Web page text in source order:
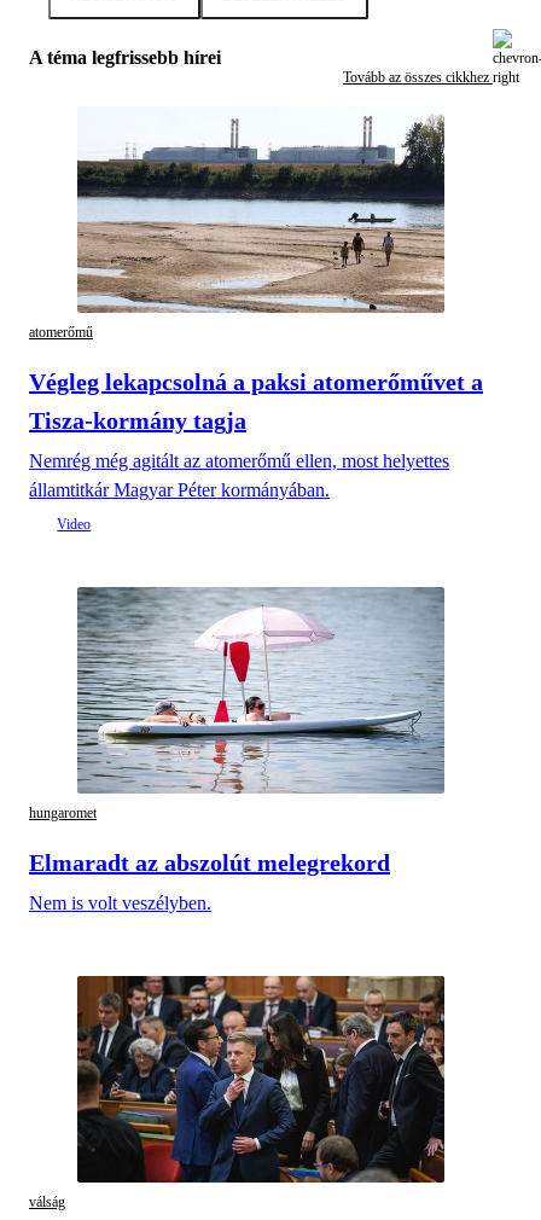
A téma legfrissebb hírei
Tovább az összes cikkhez
atomerőmű
Végleg lekapcsolná a paksi atomerőművet a
Tisza-kormány tagja
Nemrég még agitált az atomerőmű ellen, most helyettes
államtitkár Magyar Péter kormányában.
hungaromet
Elmaradt az abszolút melegrekord
Nem is volt veszélyben.
válság